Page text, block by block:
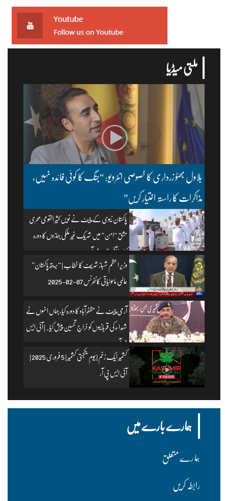
ملتی میڈیا
بلاول بھٹو زرداری کا خصوصی انٹرویو: “جنگ کا کوئی فائدہ نہیں،
مذاکرات کا راستہ اختیار کریں”
پاکستان نیوی کے چیف نے نویں کثیر القومی بحری
مشق “امن” میں شریک غیر ملکی جہازوں کا دورہ
کیا۔ | آئی ایس پی آر
وزیرِ اعظم شہباز شریف کا خطاب | “بریتھ پاکستان”
عالمی ماحولیاتی کانفرنس 07-02-2025
آرمی چیف نے مظفرآباد کا دورہ کیا، جہاں انہوں نے
شہداء کی قربانیوں کو خراجِ تحسین پیش کیا۔ | آئی ایس
پی آر
کشمیر ایک زخم | یومِ یکجہتی کشمیر | 5 فروری 2025 |
آئی ایس پی آر
ہمارے بارے میں
ہما رے متعلق
رابطہ کریں